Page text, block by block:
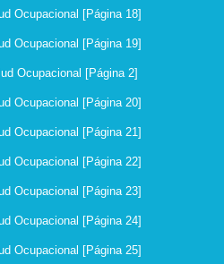
Ocupacional [Página 18]
Ocupacional [Página 19]
Ocupacional [Página 2]
Ocupacional [Página 20]
Ocupacional [Página 21]
Ocupacional [Página 22]
Ocupacional [Página 23]
Ocupacional [Página 24]
Ocupacional [Página 25]